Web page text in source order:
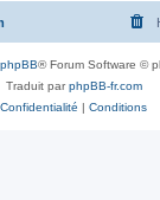
phpBB® Forum Software ©
Traduit parphpBB-fr.com
Confidentialité | Conditions